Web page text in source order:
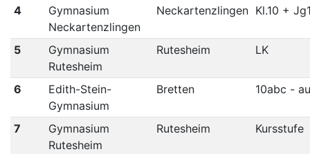
4
Gymnasium
Neckartenzlingen
Neckartenzlingen Kl.10 +
5
Gymnasium
Rutesheim
Rutesheim LK
6
Edith-Stein-
Gymnasium
Bretten 10abc -
7
Gymnasium
Rutesheim
Rutesheim Kursstufe